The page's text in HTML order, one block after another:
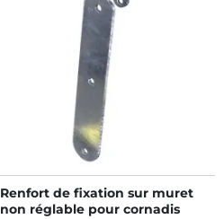
Renfort de fixation sur muret
non réglable pour cornadis